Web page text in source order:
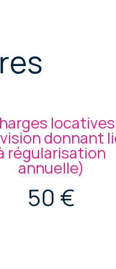
locatives
donnant
régularisation
annuelle)
50 €